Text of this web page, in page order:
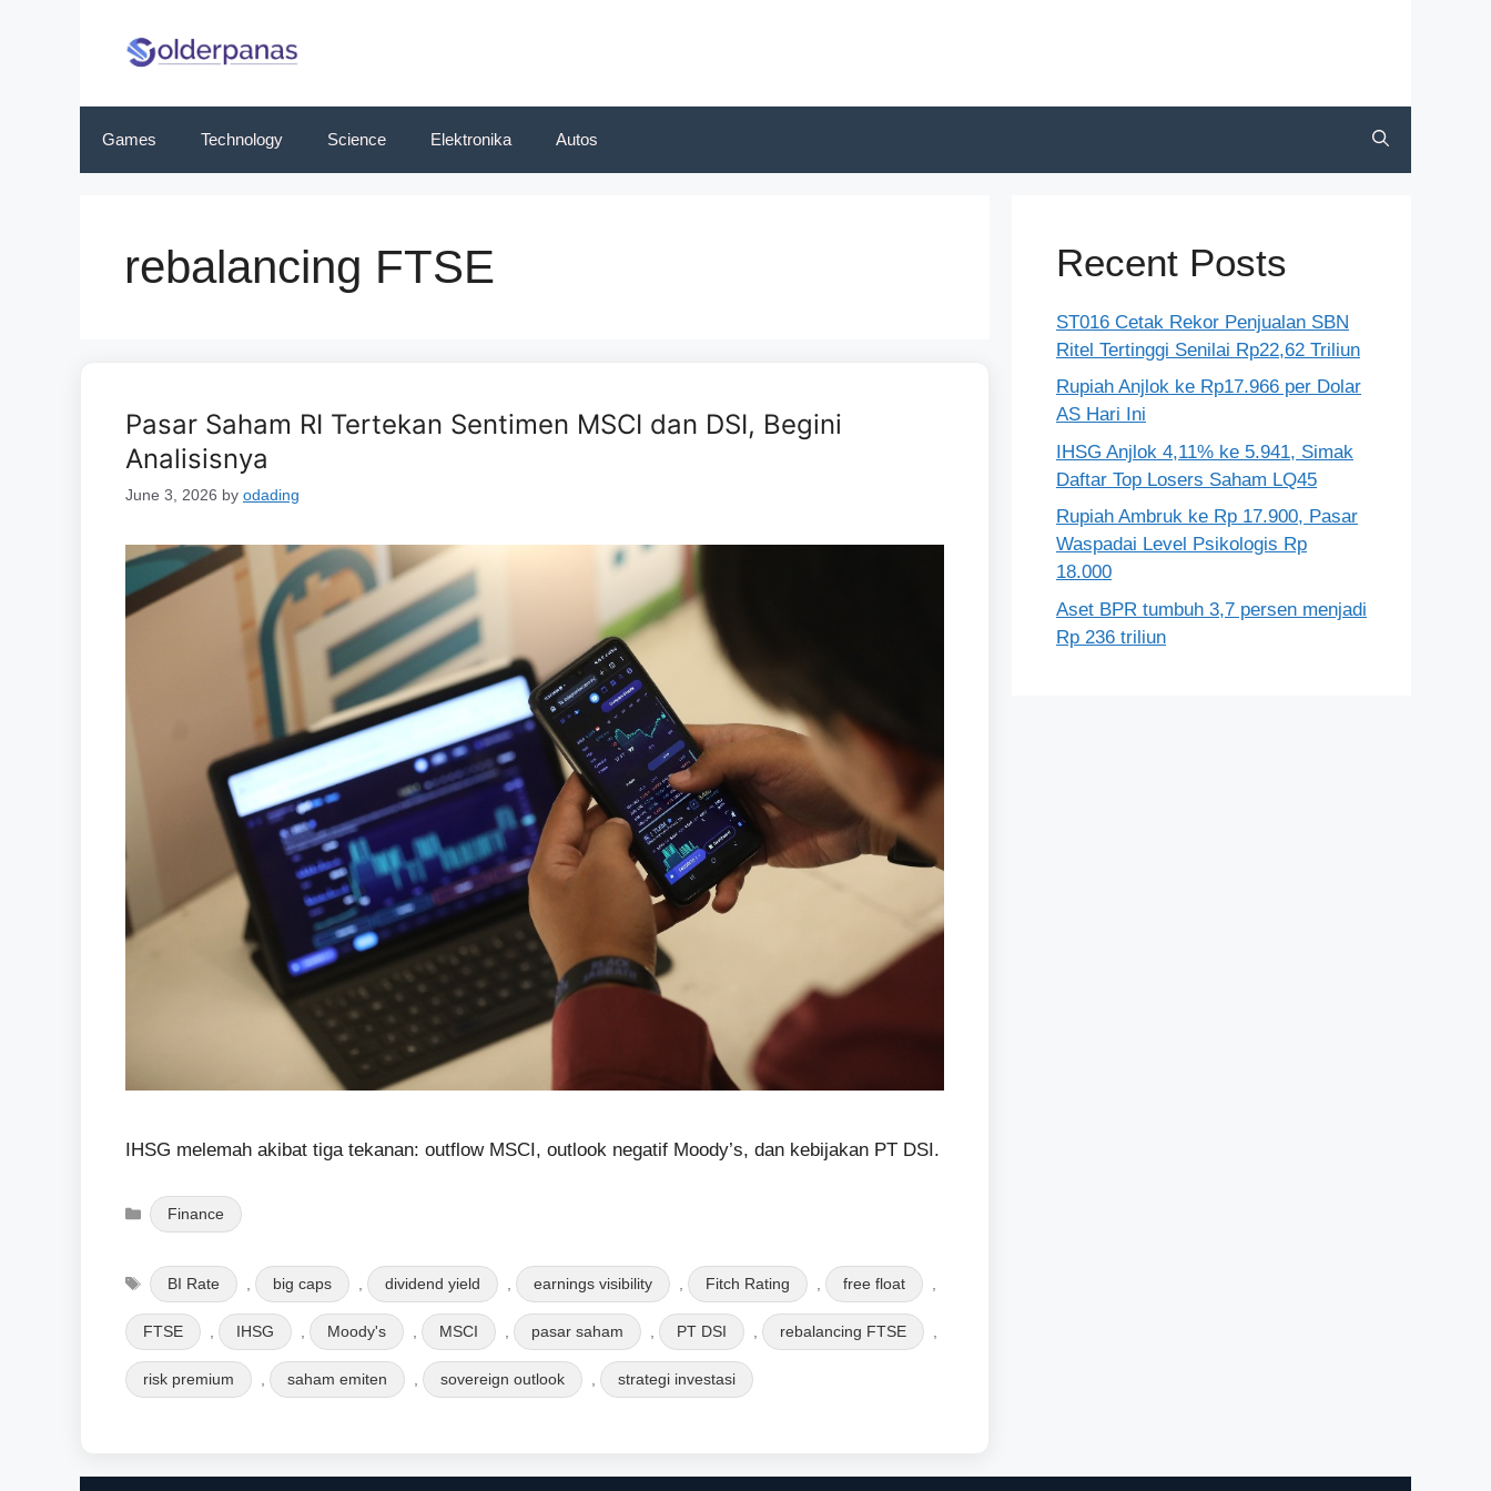
Games Technology Science Elektronika Autos
rebalancing FTSE
Pasar Saham RI Tertekan Sentimen MSCI dan DSI, Begini
Analisisnya
June 3, 2026 by odading
IHSG melemah akibat tiga tekanan: outflow MSCI, outlook negatif Moody’s, dan kebijakan PT DSI.
Categories
Finance
TagsBI Rate , big caps , dividend yield , earnings visibility , Fitch Rating , free float
FTSE IHSG Moody's MSCI pasar saham PT DSI rebalancing FTSE
risk premium saham emiten sovereign outlook strategi investasi
Recent Posts
ST016 Cetak Rekor Penjualan SBN
Ritel Tertinggi Senilai Rp22,62 Triliun
Rupiah Anjlok ke Rp17.966 per Dolar
AS Hari Ini
IHSG Anjlok 4,11% ke 5.941, Simak
Daftar Top Losers Saham LQ45
Rupiah Ambruk ke Rp 17.900, Pasar
Waspadai Level Psikologis Rp
18.000
Aset BPR tumbuh 3,7 persen menjadi
Rp 236 triliun